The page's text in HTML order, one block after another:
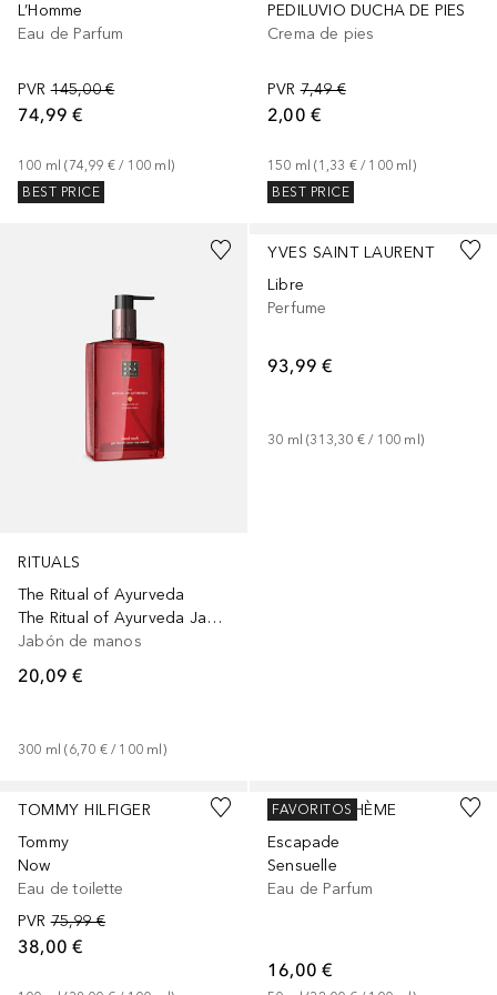
L’Homme
Eau de Parfum
PVR 145,00 €
74,99 €
100 ml (74,99 € / 100 ml )
BEST PRICE
PEDILUVIO DUCHA DE PIES
Crema de pies
PVR 7,49 €
2,00 €
150 ml (1,33 € / 100 ml)
BEST PRICE
RITUALS
The Ritual of Ayurveda
The Ritual of Ayurveda Jabón de manos, 300 ml
Jabón de manos
20,09 €
300 ml (6,70 € / 100 ml)
YVES SAINT LAURENT
Libre
Perfume
93,99 €
30 ml (313,30 € / 100 ml )
TOMMY HILFIGER
Tommy
Now
Eau de toilette
PVR 75,99 €
38,00 €
JARDIN BOHÈME
Escapade
Sensuelle
Eau de Parfum
16,00 €
FAVORITOS